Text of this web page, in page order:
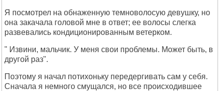
Я посмотрел на обнаженную темноволосую девушку, но
она закачала головой мне в ответ; ее волосы слегка
развевались кондиционированным ветерком.
" Извини, мальчик. У меня свои проблемы. Может быть, в
другой раз".
Поэтому я начал потихоньку передергивать сам у себя.
Сначала я немного смущался, но все происходившее